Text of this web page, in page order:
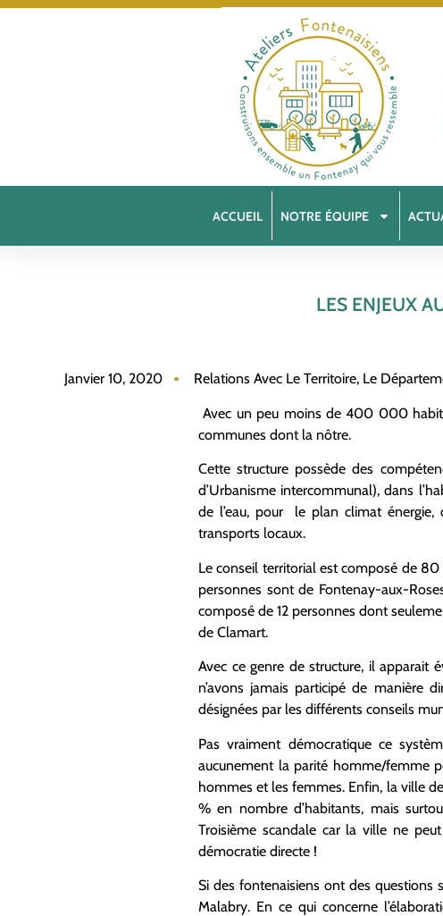
ACCUEIL NOTRE ÉQUIPE
LES ENJEUX
Janvier 10, 2020 Relations Avec Le Territoire, Le
Avec un peu moins de 400 000
communes dont la nôtre.
Cette structure possède des
d’Urbanisme intercommunal), dans
de l’eau, pour le plan climat énergie,
transports locaux.
Le conseil territorial est composé de
personnes sont de Fontenay-aux-
composé de 12 personnes dont
de Clamart.
Avec ce genre de structure, il apparait
n’avons jamais participé de manière
désignées par les différents conseils
Pas vraiment démocratique ce
aucunement la parité homme/femme
hommes et les femmes. Enfin, la ville
% en nombre d’habitants, mais
Troisième scandale car la ville ne
démocratie directe !
Si des fontenaisiens ont des questions
Malabry. En ce qui concerne